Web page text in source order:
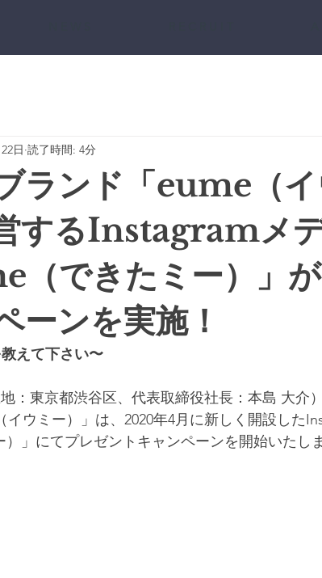
ランド「eume（イ
するInstagramメ
（できたミー）」
ーンを実施！
日 読了時間: 4分
えて下さい〜
：東京都渋谷区、代表取締役社長：本島 大介
ウミー）」は、2020年4月に新しく開設した
」にてプレゼントキャンペーンを開始いたしま